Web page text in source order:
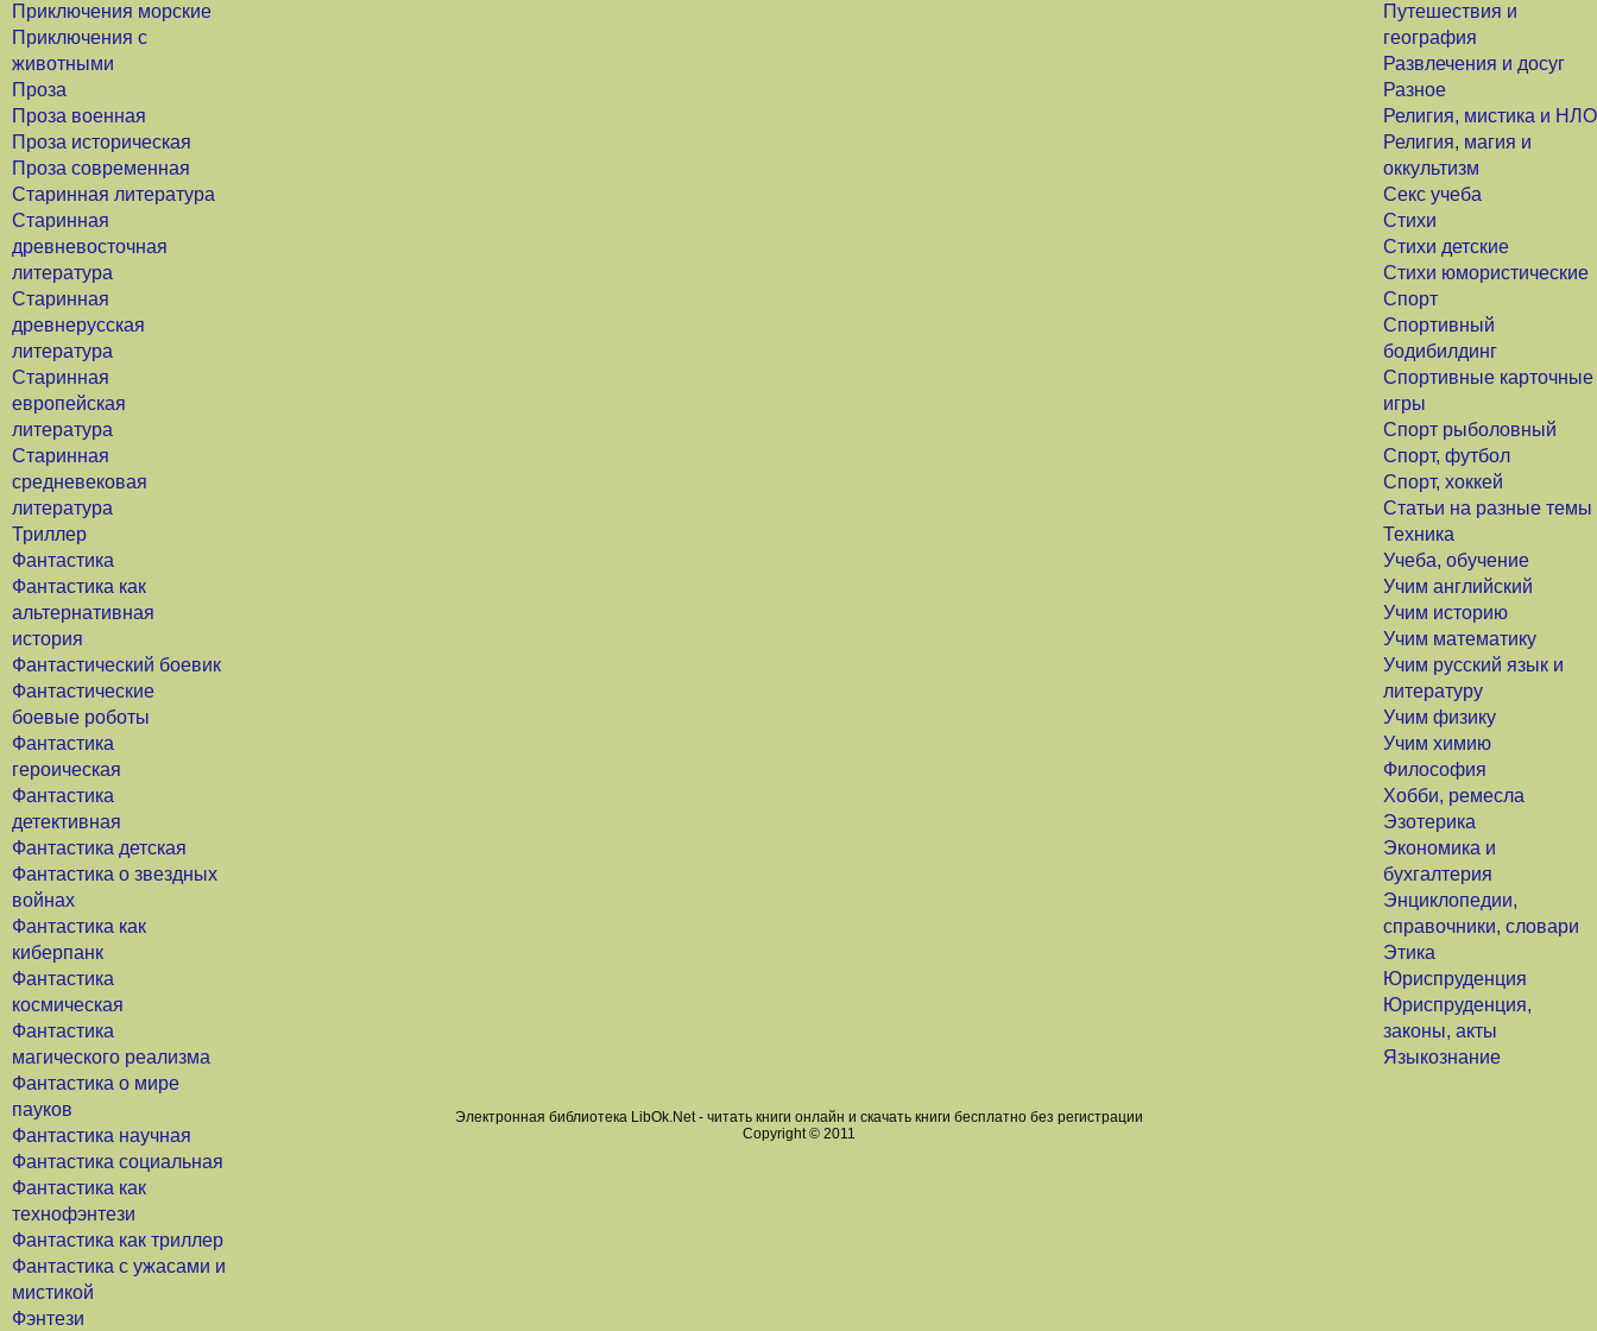
Приключения морские
Приключения с
животными
Проза
Проза военная
Проза историческая
Проза современная
Старинная литература
Старинная
древневосточная
литература
Старинная
древнерусская
литература
Старинная
европейская
литература
Старинная
средневековая
литература
Триллер
Фантастика
Фантастика как
альтернативная
история
Фантастический боевик
Фантастические
боевые роботы
Фантастика
героическая
Фантастика
детективная
Фантастика детская
Фантастика о звездных
войнах
Фантастика как
киберпанк
Фантастика
космическая
Фантастика
магического реализма
Фантастика о мире
пауков
Фантастика научная
Фантастика социальная
Фантастика как
технофэнтези
Фантастика как триллер
Фантастика с ужасами и
мистикой
Фэнтези
Путешествия и
география
Развлечения и досуг
Разное
Религия, мистика и НЛО
Религия, магия и
оккультизм
Секс учеба
Стихи
Стихи детские
Стихи юмористические
Спорт
Спортивный
бодибилдинг
Спортивные карточные
игры
Спорт рыболовный
Спорт, футбол
Спорт, хоккей
Статьи на разные темы
Техника
Учеба, обучение
Учим английский
Учим историю
Учим математику
Учим русский язык и
литературу
Учим физику
Учим химию
Философия
Хобби, ремесла
Эзотерика
Экономика и
бухгалтерия
Энциклопедии,
справочники, словари
Этика
Юриспруденция
Юриспруденция,
законы, акты
Языкознание
Электронная библиотека LibOk.Net - читать книги онлайн и скачать книги бесплатно без регистрации
Copyright © 2011